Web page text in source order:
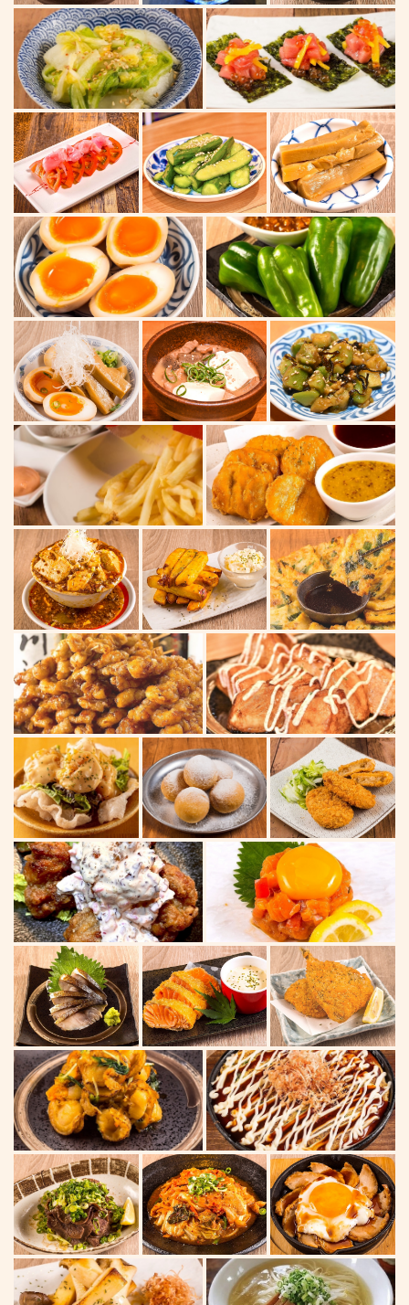
この店舗情報をシェアする